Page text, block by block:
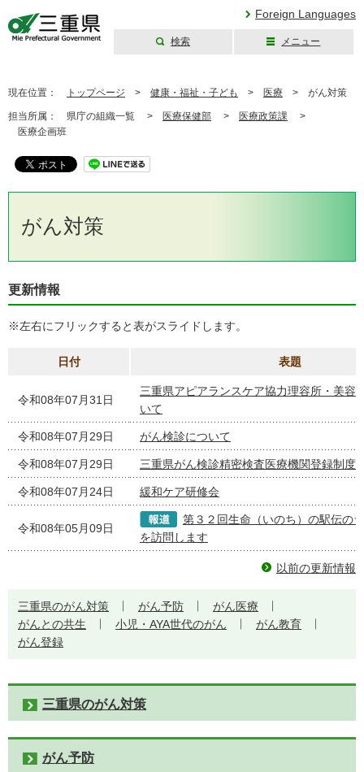
Foreign Languages
検索 メニュー
現在位置： トップページ > 健康・福祉・子ども > 医療 > がん対策
担当所属： 県庁の組織一覧 > 医療保健部 > 医療政策課 >
医療企画班
がん対策
更新情報
※左右にフリックすると表がスライドします。
日付 表題
令和08年07月31日
三重県アピアランスケア協力理容所・美容
いて
令和08年07月29日 がん検診について
令和08年07月29日 三重県がん検診精密検査医療機関登録制度
令和08年07月24日 緩和ケア研修会
令和08年05月09日
第３２回生命（いのち）の駅伝の
を訪問します
以前の更新情報
三重県のがん対策 がん予防
がん医療
がんとの共生
小児・AYA世代のがん
がん教育
がん登録
三重県のがん対策
がん予防